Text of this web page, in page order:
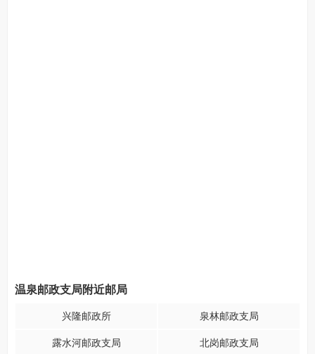
温泉邮政支局附近邮局
兴隆邮政所 泉林邮政支局
露水河邮政支局 北岗邮政支局